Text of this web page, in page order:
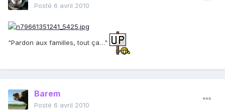
Posté 6 avril 2010
"Pardon aux familles, tout ça…"
Barem
Posté 6 avril 2010